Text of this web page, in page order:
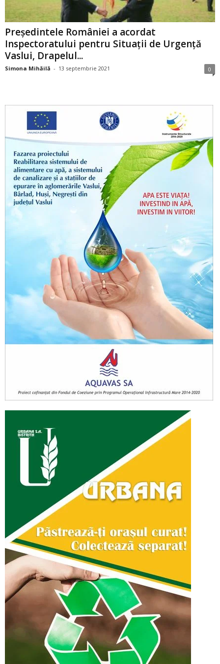
Președintele României a acordat
Inspectoratului pentru Situații de Urgență
Vaslui, Drapelul...
Simona Mihăilă - 13 septembrie 2021 0